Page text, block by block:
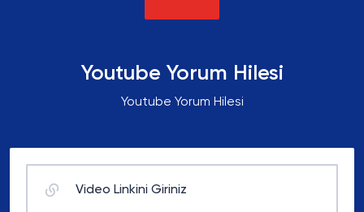
Youtube Yorum Hilesi
Youtube Yorum Hilesi